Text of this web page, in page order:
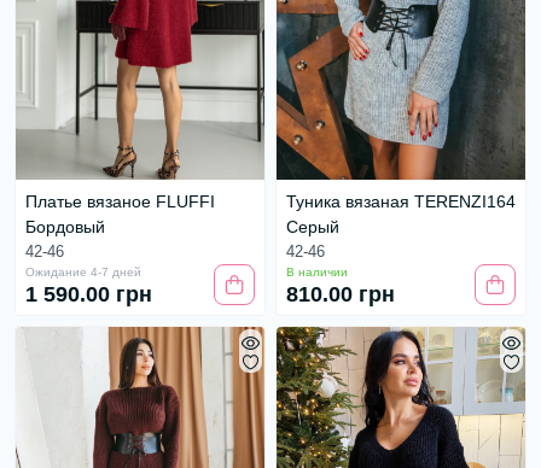
Платье вязаное FLUFFI
Бордовый
42-46
Ожидание 4-7 дней
1 590.00 грн
Туника вязаная TERENZI164
Серый
42-46
В наличии
810.00 грн